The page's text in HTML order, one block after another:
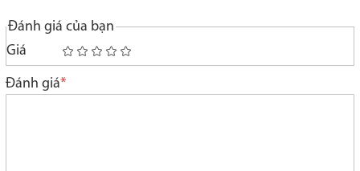
Đánh giá của bạn
Giá
1
star
2
stars
3
stars
4
stars
5
stars
Đánh giá